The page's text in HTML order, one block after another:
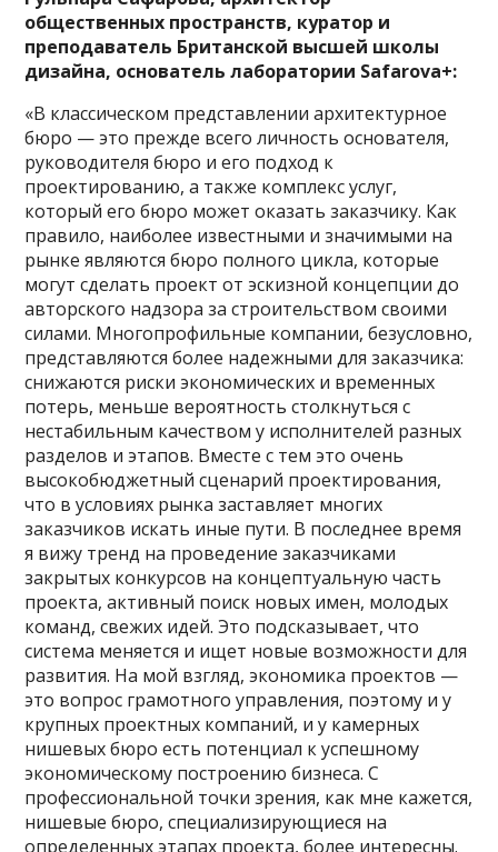
общественных пространств, куратор и
преподаватель Британской высшей школы
дизайна, основатель лаборатории Safarova+:
«В классическом представлении архитектурное
бюро — это прежде всего личность основателя,
руководителя бюро и его подход к
проектированию, а также комплекс услуг,
который его бюро может оказать заказчику. Как
правило, наиболее известными и значимыми на
рынке являются бюро полного цикла, которые
могут сделать проект от эскизной концепции до
авторского надзора за строительством своими
силами. Многопрофильные компании, безусловно,
представляются более надежными для заказчика:
снижаются риски экономических и временных
потерь, меньше вероятность столкнуться с
нестабильным качеством у исполнителей разных
разделов и этапов. Вместе с тем это очень
высокобюджетный сценарий проектирования,
что в условиях рынка заставляет многих
заказчиков искать иные пути. В последнее время
я вижу тренд на проведение заказчиками
закрытых конкурсов на концептуальную часть
проекта, активный поиск новых имен, молодых
команд, свежих идей. Это подсказывает, что
система меняется и ищет новые возможности для
развития. На мой взгляд, экономика проектов —
это вопрос грамотного управления, поэтому и у
крупных проектных компаний, и у камерных
нишевых бюро есть потенциал к успешному
экономическому построению бизнеса. С
профессиональной точки зрения, как мне кажется,
нишевые бюро, специализирующиеся на
определенных этапах проекта, более интересны.